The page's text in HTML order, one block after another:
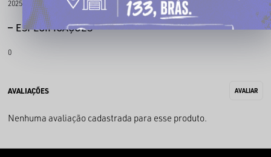
2025 -219 V2 FLEX ABERTO CHRONIC
ESPECIFICAÇÕES
0
Nenhuma avaliação cadastrada para esse produto.